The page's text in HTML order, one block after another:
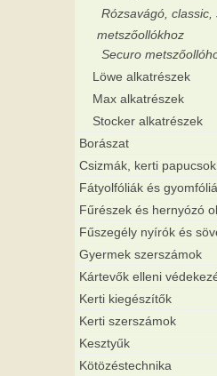
Rózsavágó,
metszőollókhoz
Securo
Löwe alkatrészek
Max alkatrészek
Stocker alkatrészek
Borászat
Csizmák, kerti papucsok
Fátyolfóliák és
Fűrészek és hernyózó
Fűszegély nyírók és
Gyermek szerszámok
Kártevők elleni
Kerti kiegészítők
Kerti szerszámok
Kesztyűk
Kötözéstechnika